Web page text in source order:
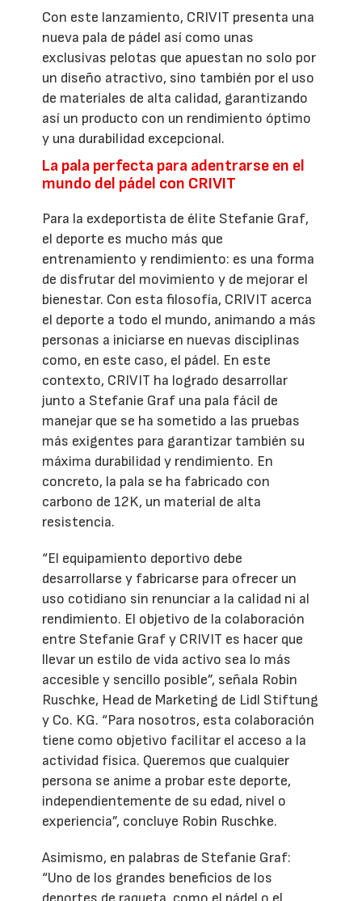
Con este lanzamiento, CRIVIT presenta una
nueva pala de pádel así como unas
exclusivas pelotas que apuestan no solo por
un diseño atractivo, sino también por el uso
de materiales de alta calidad, garantizando
así un producto con un rendimiento óptimo
y una durabilidad excepcional.
La pala perfecta para adentrarse en el
mundo del pádel con CRIVIT
Para la exdeportista de élite Stefanie Graf,
el deporte es mucho más que
entrenamiento y rendimiento: es una forma
de disfrutar del movimiento y de mejorar el
bienestar. Con esta filosofía, CRIVIT acerca
el deporte a todo el mundo, animando a más
personas a iniciarse en nuevas disciplinas
como, en este caso, el pádel. En este
contexto, CRIVIT ha logrado desarrollar
junto a Stefanie Graf una pala fácil de
manejar que se ha sometido a las pruebas
más exigentes para garantizar también su
máxima durabilidad y rendimiento. En
concreto, la pala se ha fabricado con
carbono de 12K, un material de alta
resistencia.
“El equipamiento deportivo debe
desarrollarse y fabricarse para ofrecer un
uso cotidiano sin renunciar a la calidad ni al
rendimiento. El objetivo de la colaboración
entre Stefanie Graf y CRIVIT es hacer que
llevar un estilo de vida activo sea lo más
accesible y sencillo posible”, señala Robin
Ruschke, Head de Marketing de Lidl Stiftung
y Co. KG. “Para nosotros, esta colaboración
tiene como objetivo facilitar el acceso a la
actividad física. Queremos que cualquier
persona se anime a probar este deporte,
independientemente de su edad, nivel o
experiencia”, concluye Robin Ruschke.
Asimismo, en palabras de Stefanie Graf:
“Uno de los grandes beneficios de los